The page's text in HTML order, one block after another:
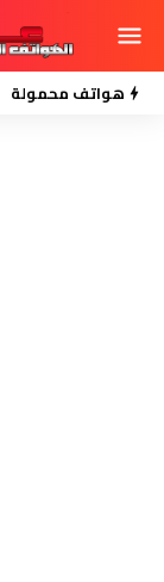
هواتف محمولة